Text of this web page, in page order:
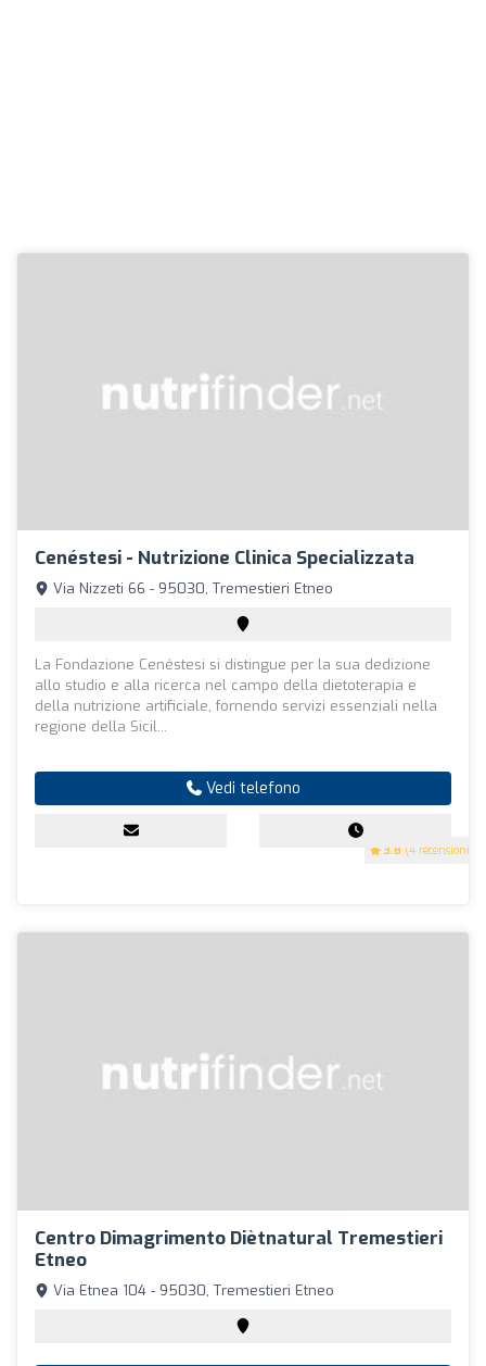
Cenéstesi - Nutrizione Clinica Specializzata
3.8 (4 recensioni)
Via Nizzeti 66 - 95030, Tremestieri Etneo
La Fondazione Cenéstesi si distingue per la sua dedizione
allo studio e alla ricerca nel campo della dietoterapia e
della nutrizione artificiale, fornendo servizi essenziali nella
regione della Sicil...
Vedi telefono
Centro Dimagrimento Diètnatural Tremestieri
Etneo
Via Etnea 104 - 95030, Tremestieri Etneo